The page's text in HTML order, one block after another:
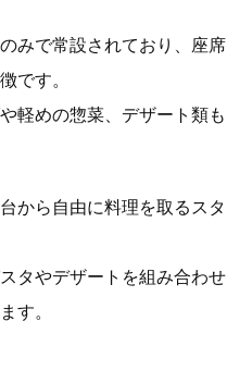
みで常設されており、座席
です。
軽めの惣菜、デザート類も
から自由に料理を取るスタ
タやデザートを組み合わせ
す。